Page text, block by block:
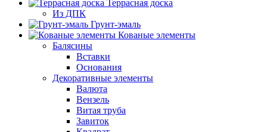
Террасная доска
Из ДПК
Грунт-эмаль
Кованые элементы
Балясины
Вставки
Основания
Декоративные элементы
Валюта
Вензель
Витая труба
Завиток